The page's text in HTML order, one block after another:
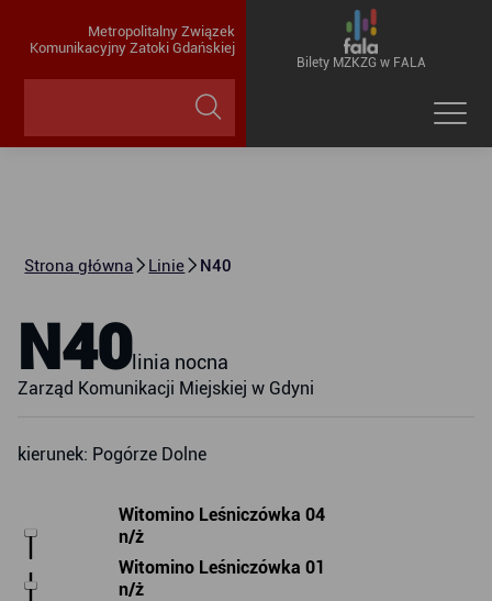
Metropolitalny Związek
Komunikacyjny Zatoki Gdańskiej
Bilety MZKZG w FALA
Strona główna Linie N40
N40linia nocna
Zarząd Komunikacji Miejskiej w Gdyni
kierunek: Pogórze Dolne
Witomino Leśniczówka 04
n/ż
Witomino Leśniczówka 01
n/ż